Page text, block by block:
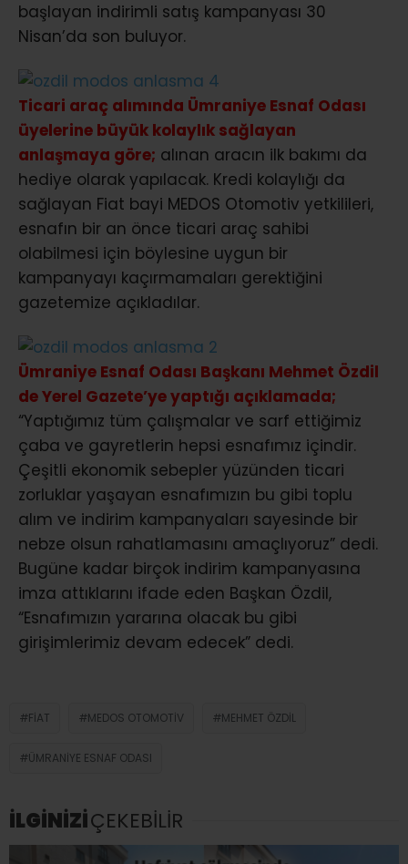
başlayan indirimli satış kampanyası 30
Nisan’da son buluyor.
Ticari araç alımında Ümraniye Esnaf Odası
üyelerine büyük kolaylık sağlayan
anlaşmaya göre; alınan aracın ilk bakımı da
hediye olarak yapılacak. Kredi kolaylığı da
sağlayan Fiat bayi MEDOS Otomotiv yetkilileri,
esnafın bir an önce ticari araç sahibi
olabilmesi için böylesine uygun bir
kampanyayı kaçırmamaları gerektiğini
gazetemize açıkladılar.
Ümraniye Esnaf Odası Başkanı Mehmet Özdil
de Yerel Gazete’ye yaptığı açıklamada;
“Yaptığımız tüm çalışmalar ve sarf ettiğimiz
çaba ve gayretlerin hepsi esnafımız içindir.
Çeşitli ekonomik sebepler yüzünden ticari
zorluklar yaşayan esnafımızın bu gibi toplu
alım ve indirim kampanyaları sayesinde bir
nebze olsun rahatlamasını amaçlıyoruz” dedi.
Bugüne kadar birçok indirim kampanyasına
imza attıklarını ifade eden Başkan Özdil,
“Esnafımızın yararına olacak bu gibi
girişimlerimiz devam edecek” dedi.
FIAT MEDOS OTOMOTIV MEHMET ÖZDIL
ÜMRANIYE ESNAF ODASI
İLGİNİZİÇEKEBİLİR